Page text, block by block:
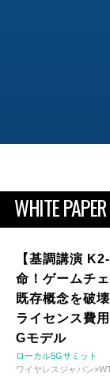
WHITE PAPER
【基調講演
命！ゲームチ
既存概念を破
ライセンス費
Gモデル
ローカル5Gサミット
ワイヤレスジャパン